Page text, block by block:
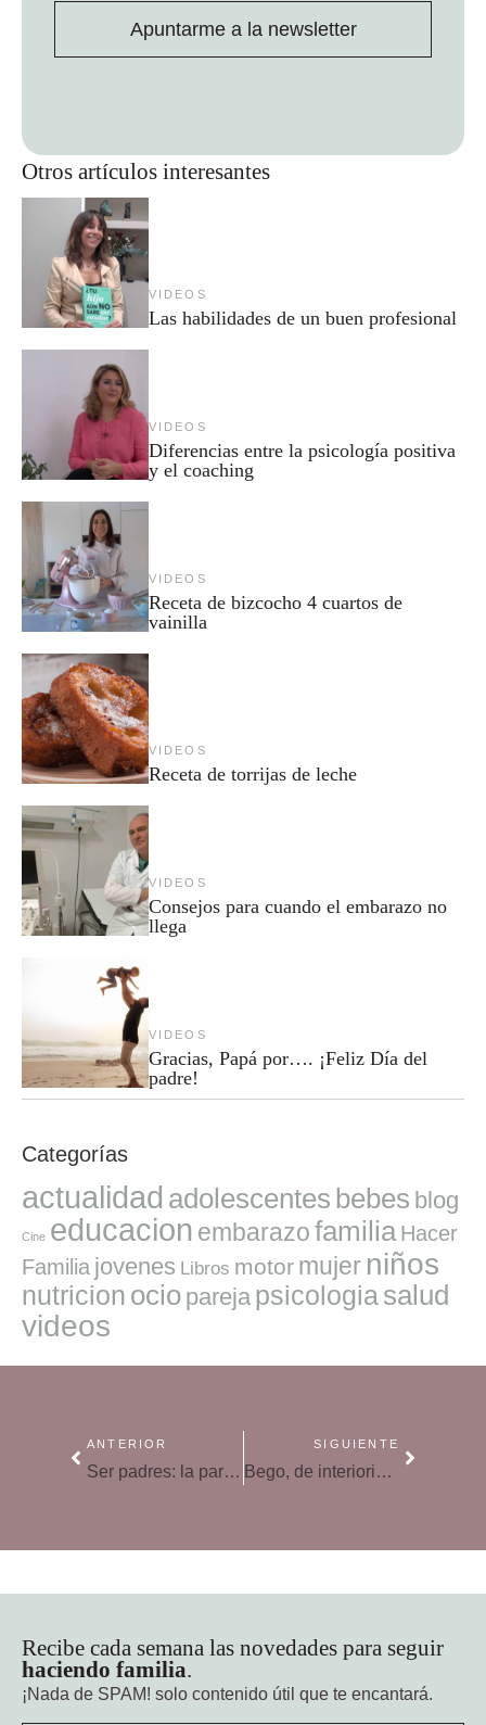
Otros artículos interesantes
VIDEOS
Las habilidades de un buen profesional
VIDEOS
Diferencias entre la psicología positiva
y el coaching
VIDEOS
Receta de bizcocho 4 cuartos de
vainilla
VIDEOS
Receta de torrijas de leche
VIDEOS
Consejos para cuando el embarazo no
llega
VIDEOS
Gracias, Papá por…. ¡Feliz Día del
padre!
Categorías
actualidad adolescentes bebes blog
Cine educacion embarazofamilia Hacer
Familia jovenes Libros motor mujer niños
nutricion ocio pareja psicologiasalud
videos
Apuntarme a la newsletter
ANTERIOR
Ser padres: la parte menos bonita
SIGUIENTE
Bego, de interiorista a Ordenatriz
Recibe cada semana las novedades para seguir
haciendo familia.
¡Nada de SPAM! solo contenido útil que te encantará.